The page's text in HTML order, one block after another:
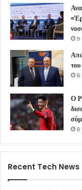
9
8
Ο
8
Recent Tech News